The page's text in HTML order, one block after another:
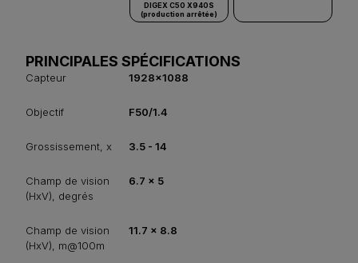
DIGEX C50 X940S
(production arrêtée)
PRINCIPALES SPÉCIFICATIONS
Capteur 1928x1088
Objectif F50/1.4
Grossissement, x 3.5 - 14
Champ de vision
(HxV), degrés
6.7 x 5
Champ de vision
(HxV), m@100m
11.7 x 8.8